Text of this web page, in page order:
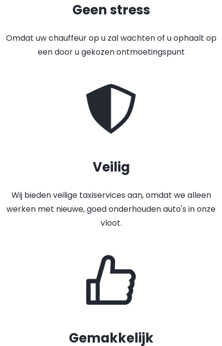
Geen stress
Omdat uw chauffeur op u zal wachten of u ophaalt op
een door u gekozen ontmoetingspunt
Veilig
Wij bieden veilige taxiservices aan, omdat we alleen
werken met nieuwe, goed onderhouden auto's in onze
vloot.
Gemakkelijk